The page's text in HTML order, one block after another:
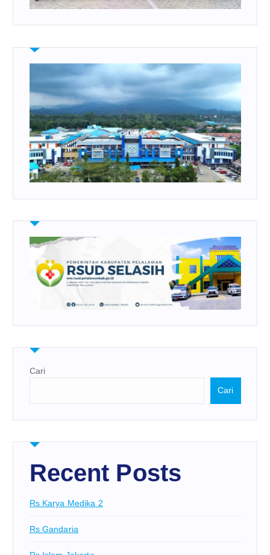
Cari
Cari
Recent Posts
Rs Karya Medika 2
Rs Gandaria